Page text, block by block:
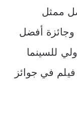
ممثل
وجائزة أفضل
للسينما
في جوائز